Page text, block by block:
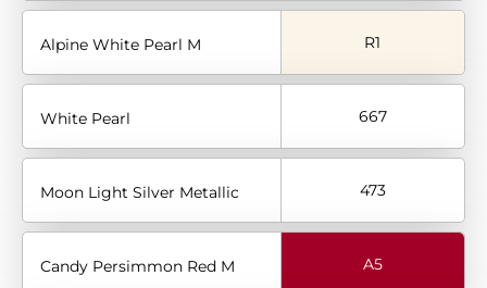
Alpine White Pearl M R1
White Pearl 667
Moon Light Silver Metallic 473
Candy Persimmon Red M A5